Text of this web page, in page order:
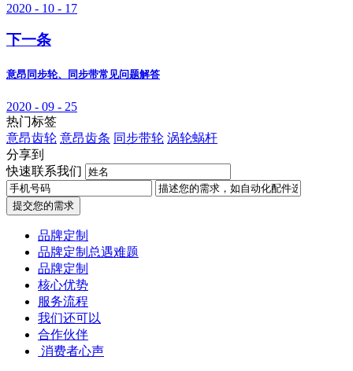
2020 - 10 - 17
下一条
意昂同步轮、同步带常见问题解答
2020 - 09 - 25
热门标签
意昂齿轮 意昂齿条 同步带轮 涡轮蜗杆
分享到
快速联系我们
提交您的需求
品牌定制
品牌定制总遇难题
品牌定制
核心优势
服务流程
我们还可以
合作伙伴
​ 消费者心声